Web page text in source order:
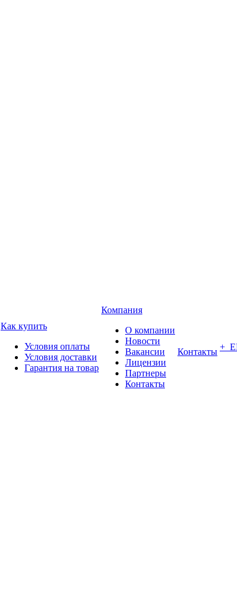
Как купить
Условия оплаты
Условия доставки
Гарантия на товар
Компания
О компании
Новости
Вакансии
Лицензии
Партнеры
Контакты
Контакты +